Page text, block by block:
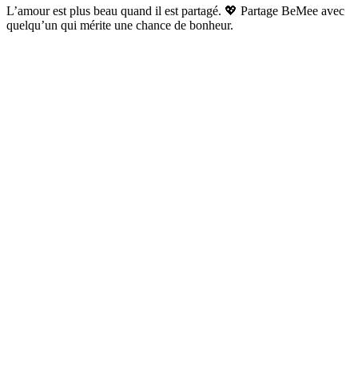
L’amour est plus beau quand il est partagé. 💖 Partage BeMee avec
quelqu’un qui mérite une chance de bonheur.